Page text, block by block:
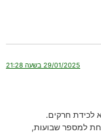
29/01/2025 בשעה 21:28
לכידת חרקים.
למספר שבועות,